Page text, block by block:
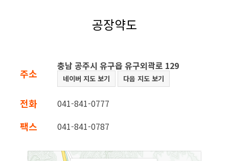
공장약도
주소
충남 공주시 유구읍 유구외곽로 129
네이버 지도 보기 다음 지도 보기
전화 041-841-0777
팩스 041-841-0787